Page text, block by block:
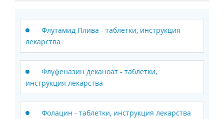
Флутамид Плива - таблетки, инструкция
лекарства
Флуфеназин деканоат - таблетки,
инструкция лекарства
Фолацин - таблетки, инструкция лекарства